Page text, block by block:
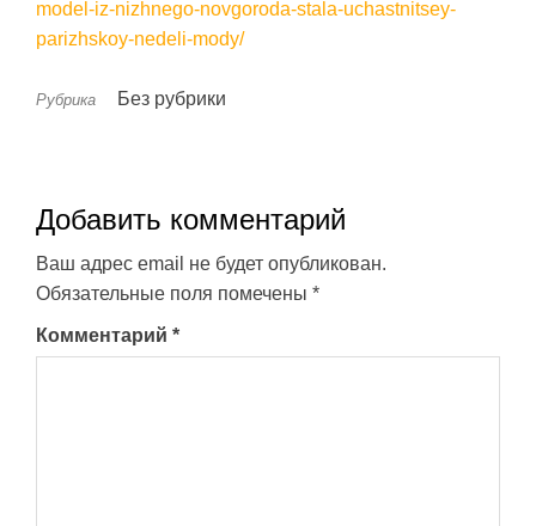
model-iz-nizhnego-novgoroda-stala-uchastnitsey-
parizhskoy-nedeli-mody/
Рубрика Без рубрики
Добавить комментарий
Ваш адрес email не будет опубликован.
Обязательные поля помечены *
Комментарий *